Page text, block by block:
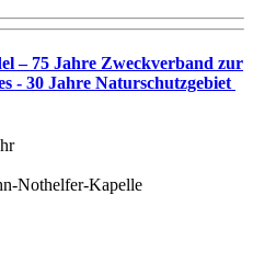
– 75 Jahre Zweckverband zur
- 30 Jahre Naturschutzgebiet
Nothelfer-Kapelle